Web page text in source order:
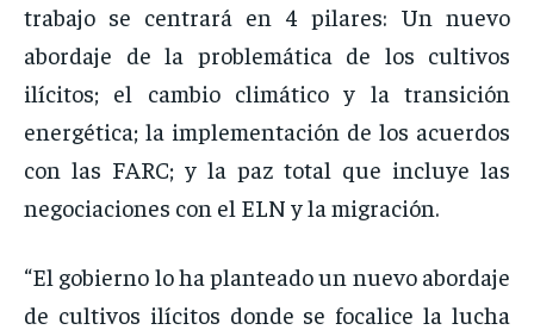
trabajo se centrará en 4 pilares: Un nuevo
abordaje de la problemática de los cultivos
ilícitos; el cambio climático y la transición
energética; la implementación de los acuerdos
con las FARC; y la paz total que incluye las
negociaciones con el ELN y la migración.
“El gobierno lo ha planteado un nuevo abordaje
de cultivos ilícitos donde se focalice la lucha